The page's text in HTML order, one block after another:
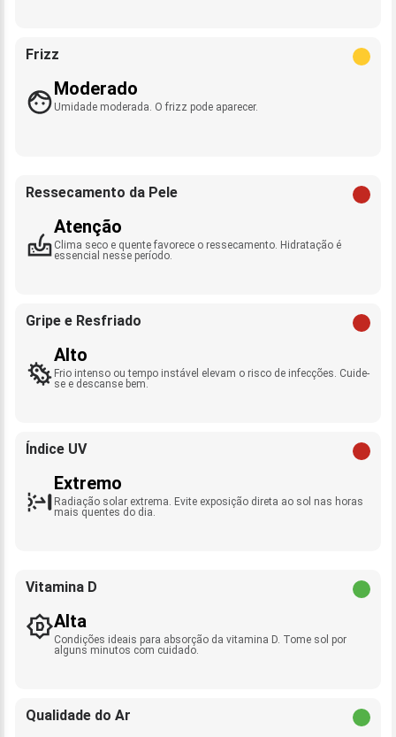
Frizz
Moderado
Umidade moderada. O frizz pode aparecer.
Ressecamento da Pele
Atenção
Clima seco e quente favorece o ressecamento. Hidratação é
essencial nesse período.
Gripe e Resfriado
Alto
Frio intenso ou tempo instável elevam o risco de infecções. Cuide-
se e descanse bem.
Índice UV
Extremo
Radiação solar extrema. Evite exposição direta ao sol nas horas
mais quentes do dia.
Vitamina D
Alta
Condições ideais para absorção da vitamina D. Tome sol por
alguns minutos com cuidado.
Qualidade do Ar